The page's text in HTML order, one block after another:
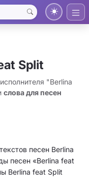
Split
"Berlina
слова для песен
текстов песен Berlina
песен «Berlina feat
Berlina feat Split